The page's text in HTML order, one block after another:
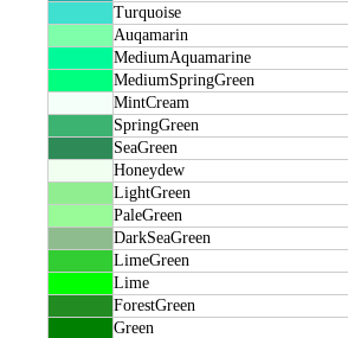
Turquoise
Auqamarin
MediumAquamarine
MediumSpringGreen
MintCream
SpringGreen
SeaGreen
Honeydew
LightGreen
PaleGreen
DarkSeaGreen
LimeGreen
Lime
ForestGreen
Green